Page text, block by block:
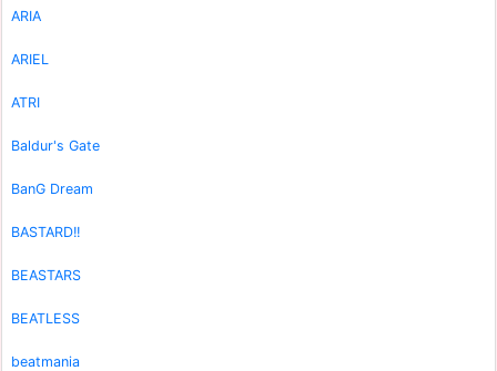
ARIA
ARIEL
ATRI
Baldur's Gate
BanG Dream
BASTARD!!
BEASTARS
BEATLESS
beatmania